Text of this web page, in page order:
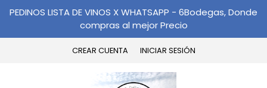
PEDINOS LISTA DE VINOS X WHATSAPP - 6Bodegas, Donde
compras al mejor Precio
CREAR CUENTA INICIAR SESIÓN